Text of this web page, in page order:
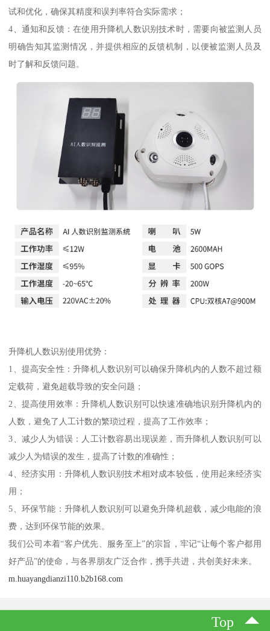
试和优化，确保其精度和误判率符合实际需求；
4、通知和反馈：在使用升降机人数识别技术时，需要向被监测人员
明确告知其监测情况，并提供相应的反馈机制，以便被监测人员及
时了解和反馈问题。
升降机人数识别使用优势：
1、提高安全性：升降机人数识别可以确保升降机内的人数不超过额
定载荷，避免超载导致的安全问题；
2、提高使用效率：升降机人数识别可以快速准确地识别升降机内的
人数，避免了人工计数的繁琐过程，提高了工作效率；
3、减少人为错误：人工计数容易出现误差，而升降机人数识别可以
减少人为错误的发生，提高了计数的准确性；
4、经济实用：升降机人数识别技术相对成本较低，使用起来经济实
用；
5、环保节能：升降机人数识别可以避免升降机超载，减少电能的浪
费，达到环保节能的效果。
我们公司本着“客户优先、服务至上”的宗旨，牢记“让每个客户都用
好产品”的使命，与各界朋友广泛合作，携手共进，共创美好未来。
m.huayangdianzi110.b2b168.com
Top